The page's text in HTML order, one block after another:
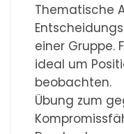
Thematische
einer Gruppe.
ideal um
beobachten.
Übung zum